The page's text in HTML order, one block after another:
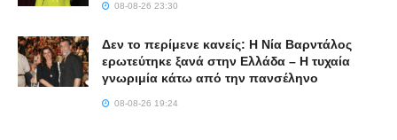
08-08-26 23:30
Δεν το περίμενε κανείς: Η Νία Βαρντάλος
ερωτεύτηκε ξανά στην Ελλάδα – Η τυχαία
γνωριμία κάτω από την πανσέληνο
08-08-26 19:24